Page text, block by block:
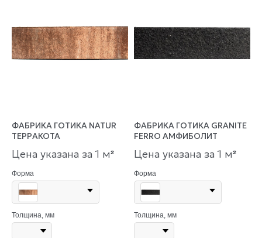
ФАБРИКА ГОТИКА NATUR
ТЕРРАКОТА
Цена указана за 1 м²
Форма
Толщина, мм
ФАБРИКА ГОТИКА GRANITE
FERRO АМФИБОЛИТ
Цена указана за 1 м²
Форма
Толщина, мм